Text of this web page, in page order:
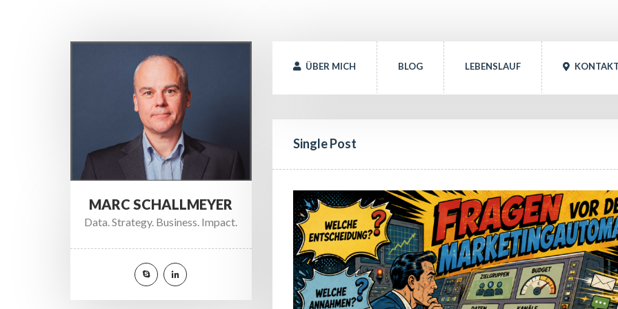
MARC SCHALLMEYER
Data. Strategy. Business. Impact.
ÜBER MICH BLOG LEBENSLAUF
Single Post